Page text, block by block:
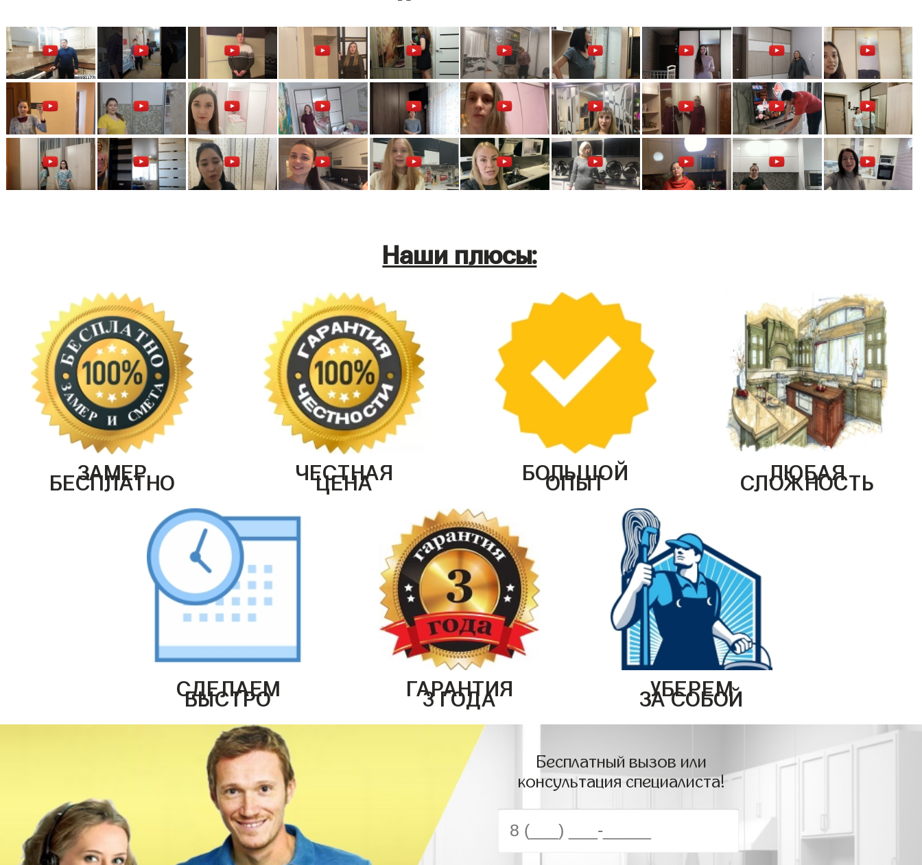
Наши плюсы:
ЗАМЕР
БЕСПЛАТНО ЧЕСТНАЯ
ЦЕНА БОЛЬШОЙ
ОПЫТ ЛЮБАЯ
СЛОЖНОСТЬ
СДЕЛАЕМ
БЫСТРО ГАРАНТИЯ
3 ГОДА УБЕРЕМ
ЗА СОБОЙ
Бесплатный вызов или
консультация специалиста!